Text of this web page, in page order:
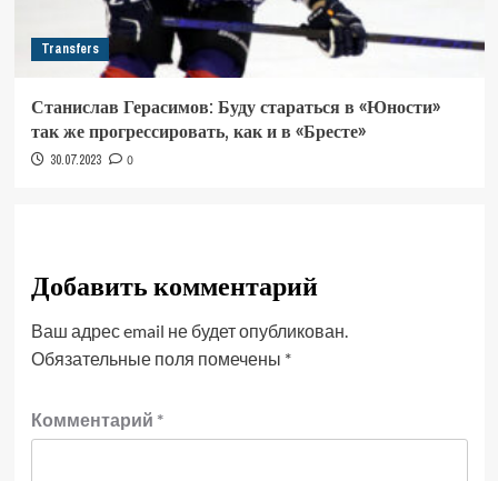
Transfers
Станислав Герасимов: Буду стараться в «Юности»
так же прогрессировать, как и в «Бресте»
30.07.2023 0
Добавить комментарий
Ваш адрес email не будет опубликован.
Обязательные поля помечены *
Комментарий *